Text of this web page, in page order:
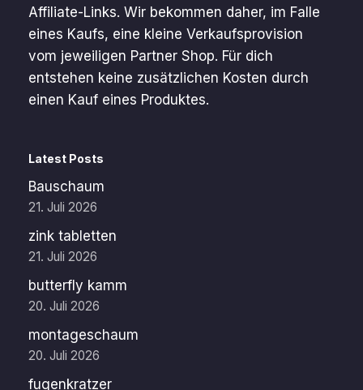
Affiliate-Links. Wir bekommen daher, im Falle
eines Kaufs, eine kleine Verkaufsprovision
vom jeweiligen Partner Shop. Für dich
entstehen keine zusätzlichen Kosten durch
einen Kauf eines Produktes.
Latest Posts
Bauschaum
21. Juli 2026
zink tabletten
21. Juli 2026
butterfly kamm
20. Juli 2026
montageschaum
20. Juli 2026
fugenkratzer